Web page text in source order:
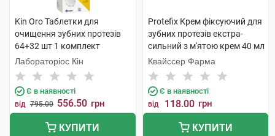
Kin Oro Таблетки для
очищення зубних протезів
64+32 шт 1 комплект
Лабораторіос Кін
Є в наявності
від 795.00 556.50 грн
КУПИТИ
Protefix Крем фіксуючий для
зубних протезів екстра-
сильний з м'ятою крем 40 мл
1 туба
Квайссер Фарма
Є в наявності
від 118.00 грн
КУПИТИ